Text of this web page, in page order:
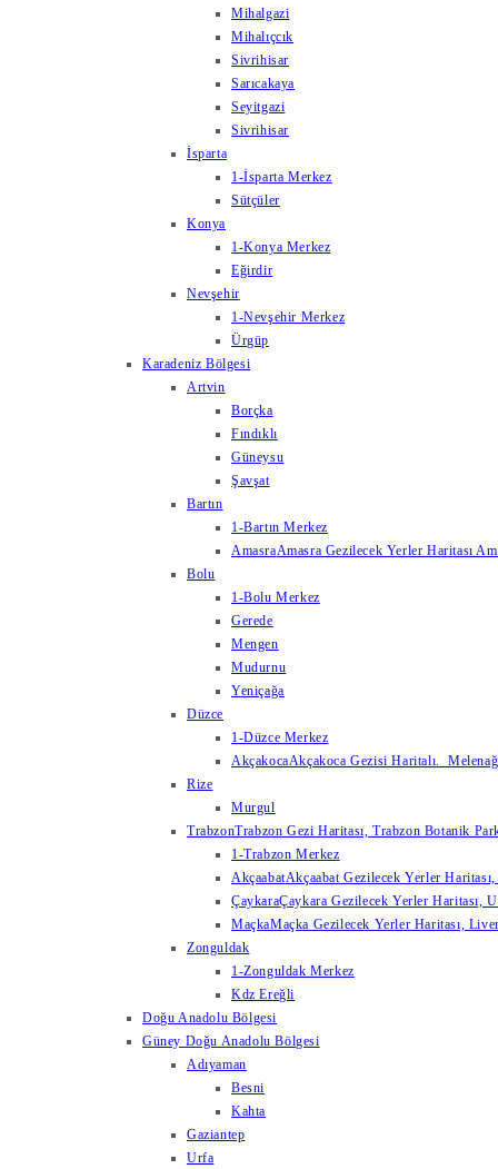
Mihalgazi
Mihalıçcık
Sivrihisar
Sarıcakaya
Seyitgazi
Sivrihisar
İsparta
1-İsparta Merkez
Sütçüler
Konya
1-Konya Merkez
Eğirdir
Nevşehir
1-Nevşehir Merkez
Ürgüp
Karadeniz Bölgesi
Artvin
Borçka
Fındıklı
Güneysu
Şavşat
Bartın
1-Bartın Merkez
AmasraAmasra Gezilecek Yerler Haritası
Bolu
1-Bolu Merkez
Gerede
Mengen
Mudurnu
Yeniçağa
Düzce
1-Düzce Merkez
AkçakocaAkçakoca Gezisi Haritalı.
Rize
Murgul
TrabzonTrabzon Gezi Haritası, Trabzon Botanik
1-Trabzon Merkez
AkçaabatAkçaabat Gezilecek Yerler
ÇaykaraÇaykara Gezilecek Yerler Haritası,
MaçkaMaçka Gezilecek Yerler Haritası,
Zonguldak
1-Zonguldak Merkez
Kdz Ereğli
Doğu Anadolu Bölgesi
Güney Doğu Anadolu Bölgesi
Adıyaman
Besni
Kahta
Gaziantep
Urfa